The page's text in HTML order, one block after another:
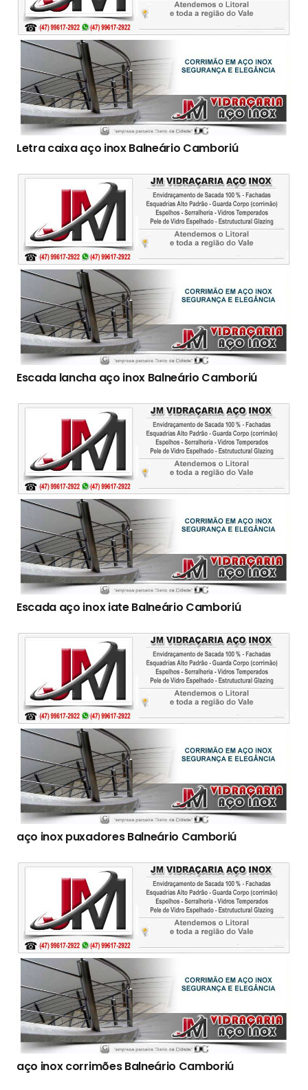
Letra caixa aço inox Balneário Camboriú
Escada lancha aço inox Balneário Camboriú
Escada aço inox iate Balneário Camboriú
aço inox puxadores Balneário Camboriú
aço inox corrimões Balneário Camboriú